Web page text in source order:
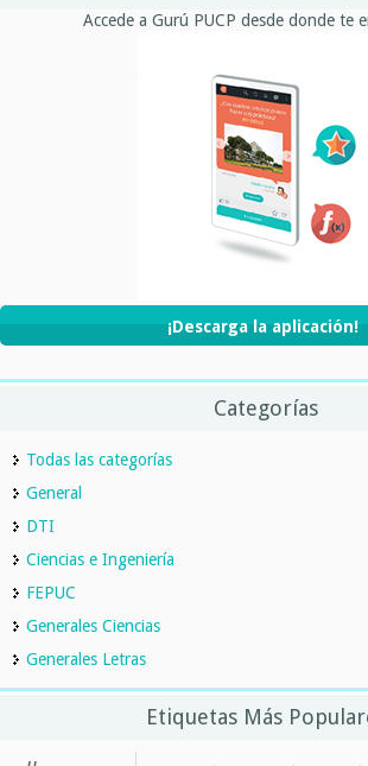
Accede a Gurú PUCP desde donde te
¡Descarga la aplicación!
Categorías
Todas las categorías
General
DTI
Ciencias e Ingeniería
FEPUC
Generales Ciencias
Generales Letras
Etiquetas Más